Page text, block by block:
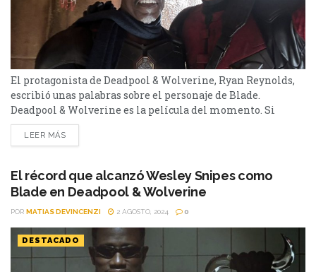
El protagonista de Deadpool & Wolverine, Ryan Reynolds,
escribió unas palabras sobre el personaje de Blade.
Deadpool & Wolverine es la película del momento. Si
bien tuvo errores que se dejaron ver en las redes, un dato
que no conocías sobre el personaje y hasta quieren vetar al
Hugh Jackman, no para de sumar millones...
LEER MÁS
El récord que alcanzó Wesley Snipes como
Blade en Deadpool & Wolverine
POR MATIAS DEVINCENZI 2 AGOSTO, 2024 0
DESTACADO